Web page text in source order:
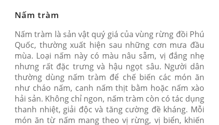
Nấm tràm
Nấm tràm là sản vật quý giá của vùng rừng đồi Phú
Quốc, thường xuất hiện sau những cơn mưa đầu
mùa. Loại nấm này có màu nâu sẫm, vị đắng nhẹ
nhưng rất đặc trưng và hậu ngọt sâu. Người dân
thường dùng nấm tràm để chế biến các món ăn
như cháo nấm, canh nấm thịt bằm hoặc nấm xào
hải sản. Không chỉ ngon, nấm tràm còn có tác dụng
thanh nhiệt, giải độc và tăng cường đề kháng. Mỗi
món ăn từ nấm mang theo vị rừng, vị biển, khiến